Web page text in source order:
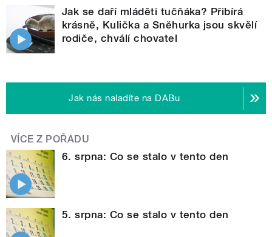
Jak se daří mláděti tučňáka? Přibírá
krásně, Kulička a Sněhurka jsou skvělí
rodiče, chválí chovatel
Jak nás naladíte na DABu
VÍCE Z POŘADU
6. srpna: Co se stalo v tento den
5. srpna: Co se stalo v tento den